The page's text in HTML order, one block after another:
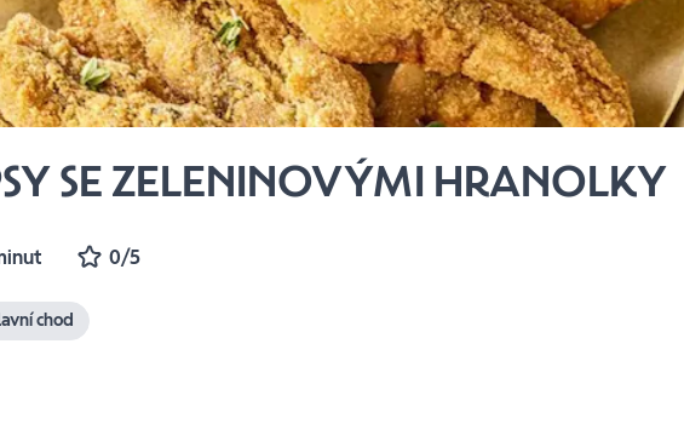
SE ZELENINOVÝMI HRANOLKY
0/5
chod